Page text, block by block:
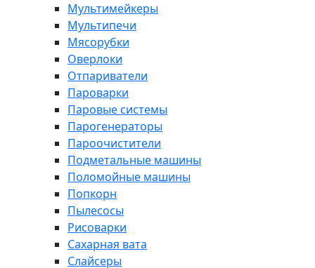
Мультимейкеры
Мультипечи
Мясорубки
Оверлоки
Отпариватели
Пароварки
Паровые системы
Парогенераторы
Пароочистители
Подметальные машины
Поломойные машины
Попкорн
Пылесосы
Рисоварки
Сахарная вата
Слайсеры